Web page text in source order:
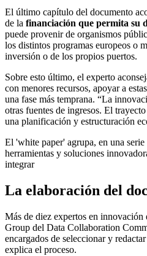
El último capítulo del documento
de la financiación que permita su
puede provenir de organismos
los distintos programas europeos o
inversión o de los propios puertos.
Sobre esto último, el experto
con menores recursos, apoyar a
una fase más temprana. “La
otras fuentes de ingresos. El
una planificación y estructuración
El 'white paper' agrupa, en una serie
herramientas y soluciones
integrar
La elaboración del
Más de diez expertos en
Group del Data Collaboration
encargados de seleccionar y
explica el proceso.